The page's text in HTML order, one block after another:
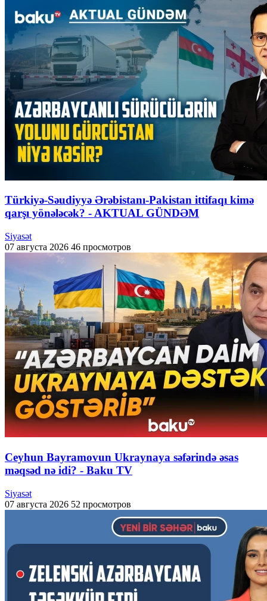
Türkiyə-Səudiyyə Ərəbistanı-Pakistan ittifaqı kimə
qarşı yönələcək? - AKTUAL GÜNDƏM
Siyasət
07 августа 2026 46 просмотров
Ceyhun Bayramovun Ukraynaya səfərində əsas
məqsəd nə idi? - Baku TV
Siyasət
07 августа 2026 52 просмотров